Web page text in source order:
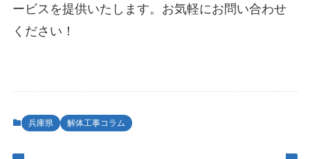
ービスを提供いたします。お気軽にお問い合わせ
ください！
兵庫県 解体工事コラム